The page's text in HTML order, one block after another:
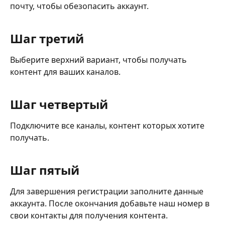
почту, чтобы обезопасить аккаунт.
Шаг третий
Выберите верхний вариант, чтобы получать
контент для ваших каналов.
Шаг четвертый
Подключите все каналы, контент которых хотите
получать.
Шаг пятый
Для завершения регистрации заполните данные
аккаунта. После окончания добавьте наш номер в
свои контакты для получения контента.